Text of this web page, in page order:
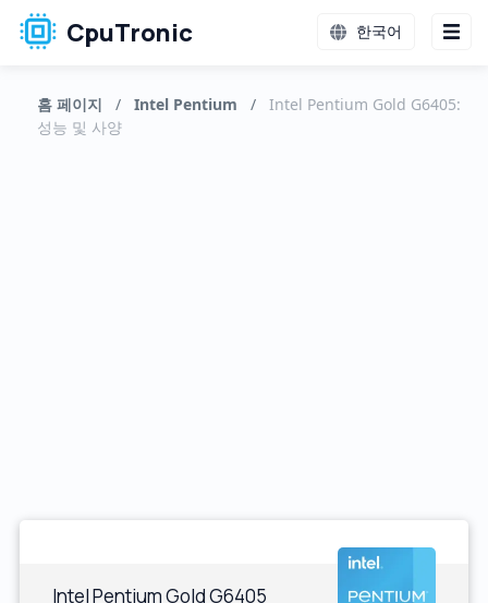
CpuTronic 한국어
홈 페이지 / Intel Pentium /
Intel Pentium Gold G6405:
성능 및 사양
Intel Pentium Gold G6405